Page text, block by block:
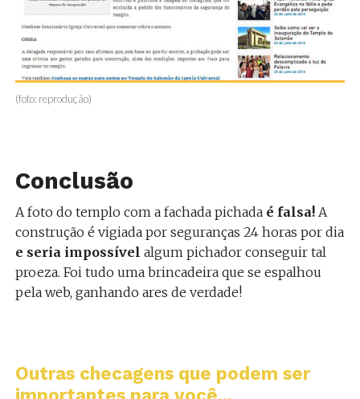
(foto: reprodução)
Conclusão
A foto do templo com a fachada pichada é falsa!A
construção é vigiada por seguranças 24 horas por dia
e seria impossível algum pichador conseguir tal
proeza. Foi tudo uma brincadeira que se espalhou
pela web, ganhando ares de verdade!
Outras checagens que podem ser